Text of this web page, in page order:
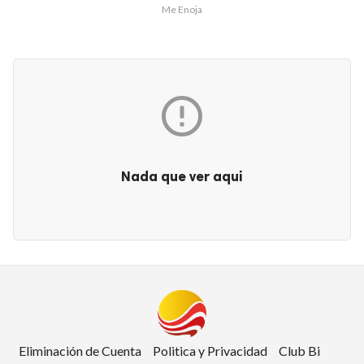
Me Enoja

Nada que ver aqui
Eliminación de Cuenta Politica y Privacidad Club Bi